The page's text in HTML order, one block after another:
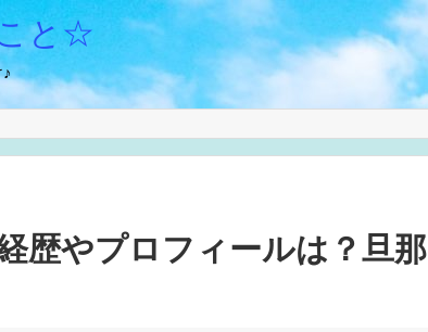
と☆
♪
歴やプロフィールは？旦那